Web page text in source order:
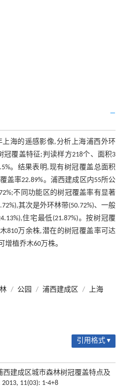
上海的遥感影像,分析上海浦西外环
冠覆盖特征;判读样方218个、面积3
。结果表明,现有树冠覆盖总面积
盖率22.89%。浦西建成区内55所公
不同功能区的树冠覆盖率有显著
其次是外环林带(50.72%)、一般
住宅最低(21.87%)。按树冠覆
810万余株,潜在的树冠覆盖率可达
增植乔木60万株。
/ 公园 / 浦西建成区 / 上海
引用格式 ▾
西建成区城市森林树冠覆盖特点及
2013, 11(03): 1-4+8